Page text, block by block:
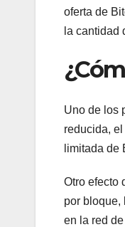
oferta de
la cantidad
Uno de los
reducida,
limitada de
Otro efecto
por bloque,
en la red